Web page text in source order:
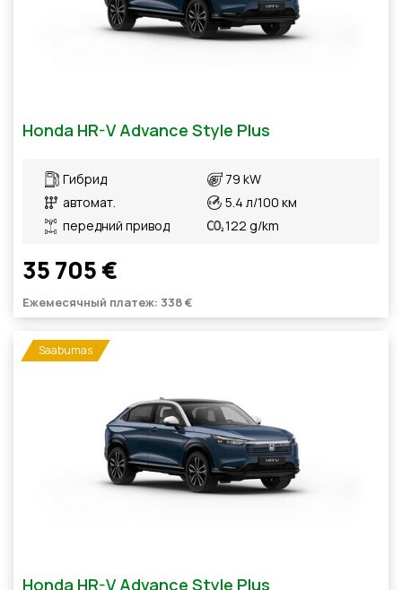
Honda HR-V Advance Style Plus
Гибрид
автомат.
передний привод
79 kW
5.4 л/100 км
122 g/km
35 705 €
Ежемесячный платеж: 338 €
Saabumas
Honda HR-V Advance Style Plus